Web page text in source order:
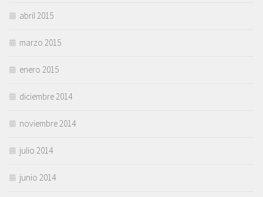
abril 2015
marzo 2015
enero 2015
diciembre 2014
noviembre 2014
julio 2014
junio 2014